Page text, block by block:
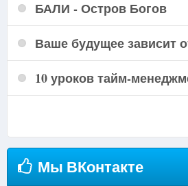
БАЛИ - Остров Богов
Ваше будущее зависит
10 уроков тайм-
Мы ВКонтакте